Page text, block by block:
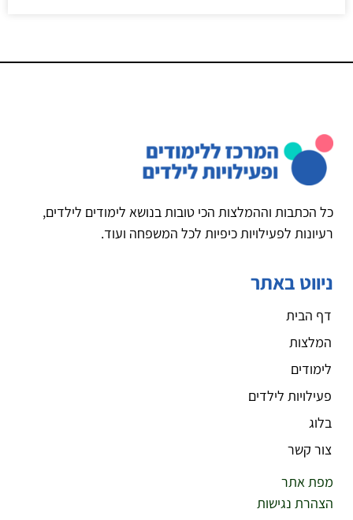
כל הכתבות וההמלצות הכי טובות בנושא לימודים לילדים,
רעיונות לפעילויות כיפיות לכל המשפחה ועוד.
ניווט באתר
דף הבית
המלצות
לימודים
פעילויות לילדים
בלוג
צור קשר
מפת אתר
הצהרת נגישות